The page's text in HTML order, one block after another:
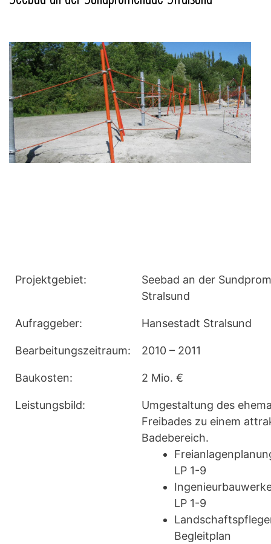
Projektgebiet:
Seebad an der
Stralsund
Aufraggeber: Hansestadt Stralsund
Bearbeitungszeitraum: 2010 – 2011
Baukosten: 2 Mio. €
Leistungsbild:
Umgestaltung des
Freibades zu einem
Badebereich.
LP 1-9
LP 1-9
Begleitplan